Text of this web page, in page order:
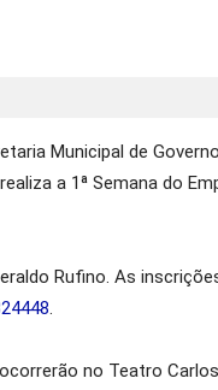
Municipal de
a 1ª Semana do
Rufino. As
.
no Teatro